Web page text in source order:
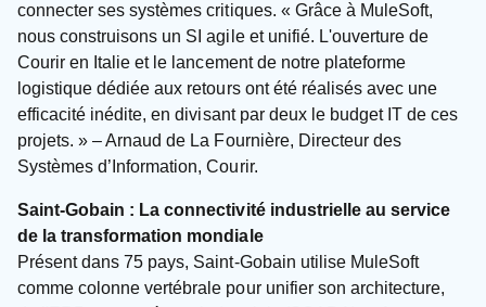
connecter ses systèmes critiques. « Grâce à MuleSoft,
nous construisons un SI agile et unifié. L'ouverture de
Courir en Italie et le lancement de notre plateforme
logistique dédiée aux retours ont été réalisés avec une
efficacité inédite, en divisant par deux le budget IT de ces
projets. » – Arnaud de La Fournière, Directeur des
Systèmes d’Information, Courir.
Saint-Gobain : La connectivité industrielle au service
de la transformation mondiale
Présent dans 75 pays, Saint-Gobain utilise MuleSoft
comme colonne vertébrale pour unifier son architecture,